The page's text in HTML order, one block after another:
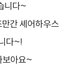
니다~
간 셰어하우스
다~!
보아요~